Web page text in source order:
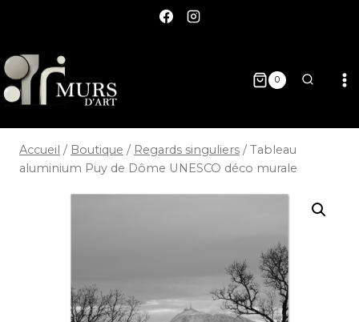
0
Accueil / Boutique / Regards singuliers / Tableau
aluminium Puy de Dôme UNESCO déco murale